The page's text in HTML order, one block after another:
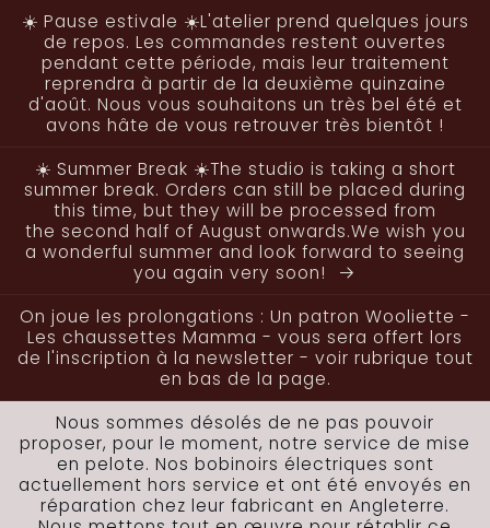
passer
au
contenu
☀️ Pause estivale ☀️L'atelier prend quelques jours
de repos. Les commandes restent ouvertes
pendant cette période, mais leur traitement
reprendra à partir de la deuxième quinzaine
d'août. Nous vous souhaitons un très bel été et
avons hâte de vous retrouver très bientôt !
☀️ Summer Break ☀️The studio is taking a short
summer break. Orders can still be placed during
this time, but they will be processed from
the second half of August onwards.We wish you
a wonderful summer and look forward to seeing
you again very soon!
On joue les prolongations : Un patron Wooliette -
Les chaussettes Mamma - vous sera offert lors
de l'inscription à la newsletter - voir rubrique tout
en bas de la page.
Nous sommes désolés de ne pas pouvoir
proposer, pour le moment, notre service de mise
en pelote. Nos bobinoirs électriques sont
actuellement hors service et ont été envoyés en
réparation chez leur fabricant en Angleterre.